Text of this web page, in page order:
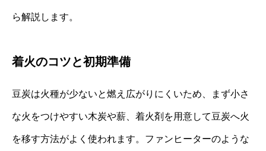
ら解説します。
着火のコツと初期準備
豆炭は火種が少ないと燃え広がりにくいため、まず小さ
な火をつけやすい木炭や薪、着火剤を用意して豆炭へ火
を移す方法がよく使われます。ファンヒーターのような